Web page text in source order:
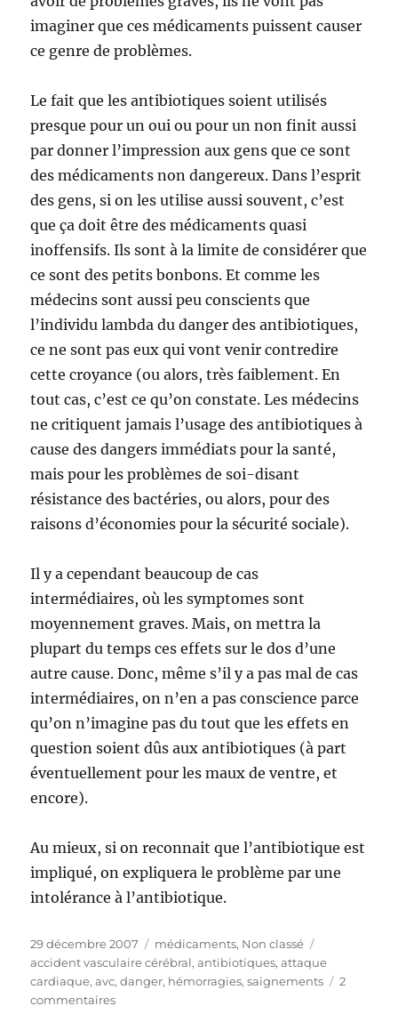
imaginer que ces médicaments puissent causer
ce genre de problèmes.
Le fait que les antibiotiques soient utilisés
presque pour un oui ou pour un non finit aussi
par donner l’impression aux gens que ce sont
des médicaments non dangereux. Dans l’esprit
des gens, si on les utilise aussi souvent, c’est
que ça doit être des médicaments quasi
inoffensifs. Ils sont à la limite de considérer que
ce sont des petits bonbons. Et comme les
médecins sont aussi peu conscients que
l’individu lambda du danger des antibiotiques,
ce ne sont pas eux qui vont venir contredire
cette croyance (ou alors, très faiblement. En
tout cas, c’est ce qu’on constate. Les médecins
ne critiquent jamais l’usage des antibiotiques à
cause des dangers immédiats pour la santé,
mais pour les problèmes de soi-disant
résistance des bactéries, ou alors, pour des
raisons d’économies pour la sécurité sociale).
Il y a cependant beaucoup de cas
intermédiaires, où les symptomes sont
moyennement graves. Mais, on mettra la
plupart du temps ces effets sur le dos d’une
autre cause. Donc, même s’il y a pas mal de cas
intermédiaires, on n’en a pas conscience parce
qu’on n’imagine pas du tout que les effets en
question soient dûs aux antibiotiques (à part
éventuellement pour les maux de ventre, et
encore).
Au mieux, si on reconnait que l’antibiotique est
impliqué, on expliquera le problème par une
intolérance à l’antibiotique.
Publié
le
29 décembre 2007 Catégories
médicaments, Non classé
accident vasculaire cérébral,antibiotiques,attaque
cardiaque,avc,danger, hémorragies,saignements
2
commentaires